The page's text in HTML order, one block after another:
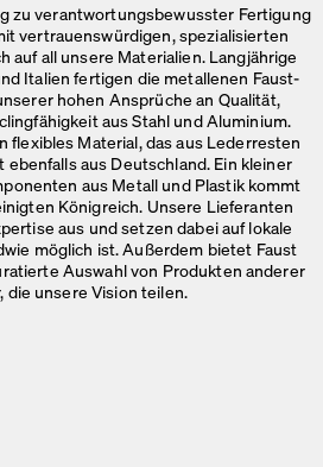
zu verantwortungsbewusster Fertigung
vertrauenswürdigen, spezialisierten
auf all unsere Materialien. Langjährige
Italien fertigen die metallenen Faust-
hohen Ansprüche an Qualität,
aus Stahl und Aluminium.
flexibles Material, das aus Lederresten
aus Deutschland. Ein kleiner
aus Metall und Plastik kommt
Königreich. Unsere Lieferanten
aus und setzen dabei auf lokale
möglich ist. Außerdem bietet Faust
Auswahl von Produkten anderer
die unsere Vision teilen.